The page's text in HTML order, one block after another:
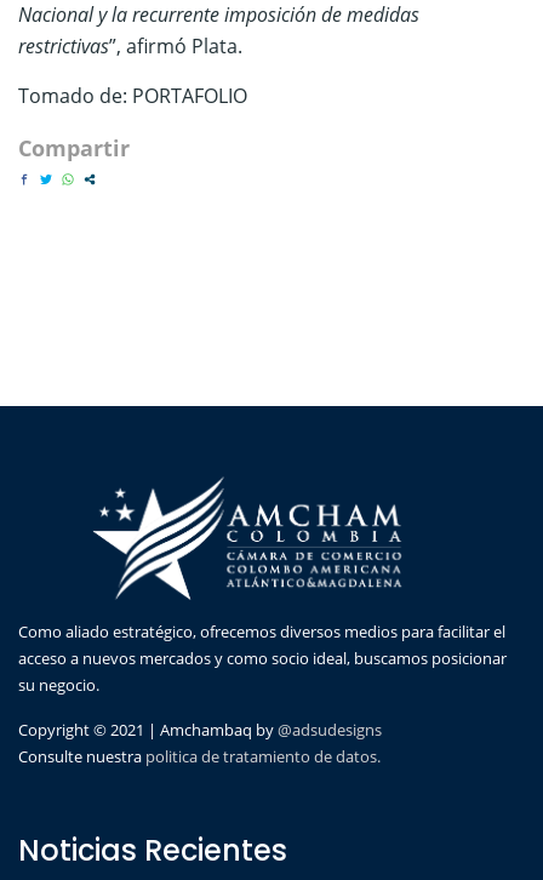
Nacional y la recurrente imposición de medidas
restrictivas”, afirmó Plata.
Tomado de: PORTAFOLIO
Compartir
Como aliado estratégico, ofrecemos diversos medios para facilitar el
acceso a nuevos mercados y como socio ideal, buscamos posicionar
su negocio.
Copyright © 2021 | Amchambaq by@adsudesigns
Consulte nuestra politica de tratamiento de datos.
Noticias Recientes